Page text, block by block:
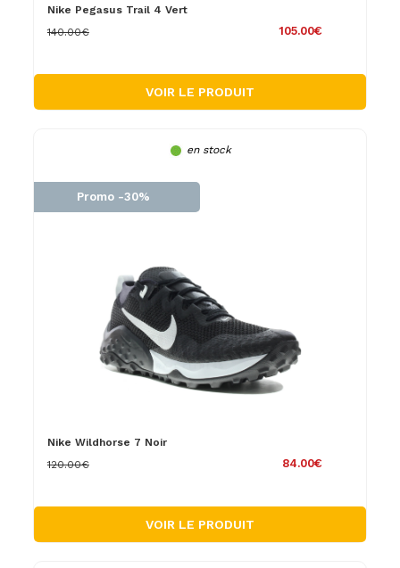
Nike Pegasus Trail 4 Vert
105.00€
140.00€
VOIR LE PRODUIT
en stock
Promo -30%
Nike Wildhorse 7 Noir
84.00€
120.00€
VOIR LE PRODUIT